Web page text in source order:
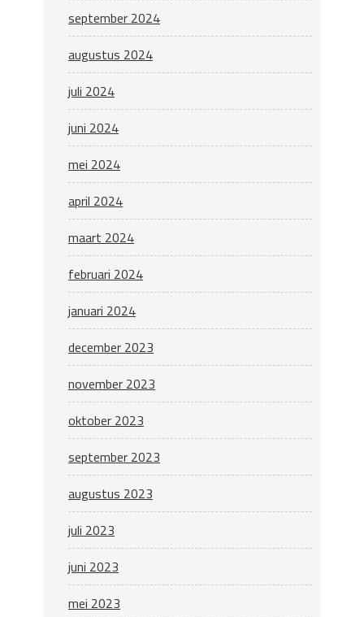
september 2024
augustus 2024
juli 2024
juni 2024
mei 2024
april 2024
maart 2024
februari 2024
januari 2024
december 2023
november 2023
oktober 2023
september 2023
augustus 2023
juli 2023
juni 2023
mei 2023